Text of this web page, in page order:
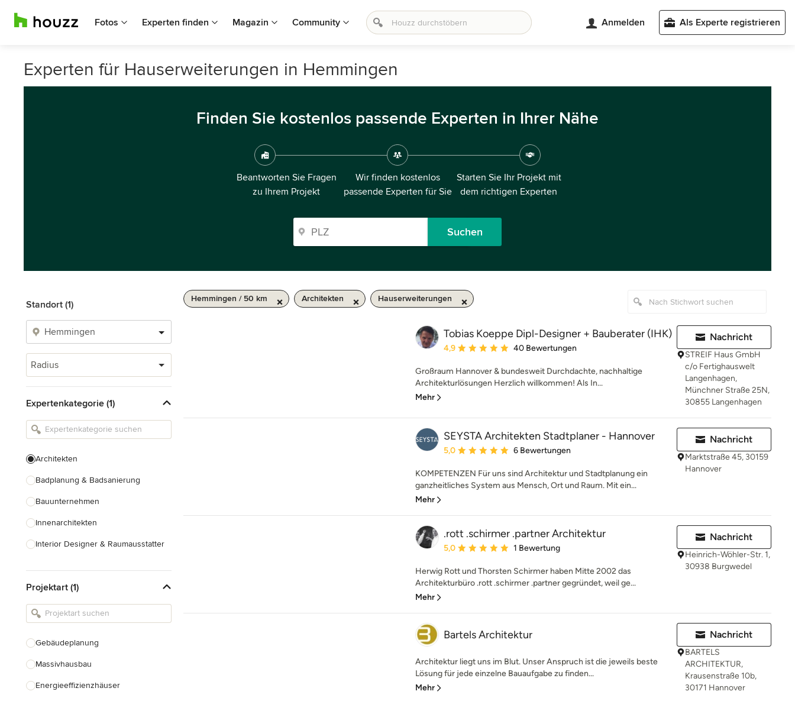
Fotos Experten finden Magazin Community Anmelden Als Experte registrieren
Experten für Hauserweiterungen in Hemmingen
Finden Sie kostenlos passende Experten in Ihrer Nähe
Beantworten Sie Fragen
zu Ihrem Projekt
Wir finden kostenlos
passende Experten für Sie
Starten Sie Ihr Projekt mit
dem richtigen Experten
Suchen
Standort (1)
Radius
Expertenkategorie (1)
Architekten
Badplanung & Badsanierung
Bauunternehmen
Innenarchitekten
Interior Designer & Raumausstatter
Landschaftsarchitekten
Armaturen & Sanitärbedarf
Einbauschränke
Projektart (1)
Gebäudeplanung
Massivhausbau
Energieeffizienzhäuser
Hemmingen / 50 km Architekten Hauserweiterungen
Tobias Koeppe Dipl-Designer + Bauberater (IHK)
Durchschnittliche Bewertung: 4.9 von 5 Sternen
4,9 40 Bewertungen
Großraum Hannover & bundesweit Durchdachte, nachhaltige
Architekturlösungen Herzlich willkommen! Als In...
Mehr
Nachricht
STREIF Haus GmbH
c/o Fertighauswelt
Langenhagen,
Münchner Straße 25N,
30855 Langenhagen
SEYSTA Architekten Stadtplaner - Hannover
Durchschnittliche Bewertung: 5 von 5 Sternen
5,0 6 Bewertungen
KOMPETENZEN Für uns sind Architektur und Stadtplanung ein
ganzheitliches System aus Mensch, Ort und Raum. Mit ein...
Mehr
Nachricht
Marktstraße 45, 30159
Hannover
.rott .schirmer .partner Architektur
Durchschnittliche Bewertung: 5 von 5 Sternen
5,0 1 Bewertung
Herwig Rott und Thorsten Schirmer haben Mitte 2002 das
Architekturbüro .rott .schirmer .partner gegründet, weil ge...
Mehr
Nachricht
Heinrich-Wöhler-Str. 1,
30938 Burgwedel
Bartels Architektur
Architektur liegt uns im Blut. Unser Anspruch ist die jeweils beste
Lösung für jede einzelne Bauaufgabe zu finden...
Mehr
Nachricht
BARTELS
ARCHITEKTUR,
Krausenstraße 10b,
30171 Hannover